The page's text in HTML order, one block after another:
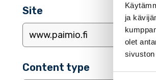
ja
olet
Site
Content type